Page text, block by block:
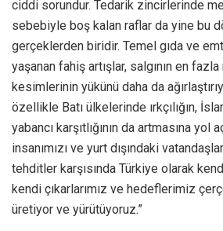
ciddi sorundur. Tedarik zincirlerinde
sebebiyle boş kalan raflar da yine bu
gerçeklerden biridir. Temel gıda ve
yaşanan fahiş artışlar, salgının en
kesimlerinin yükünü daha da
özellikle Batı ülkelerinde ırkçılığın,
yabancı karşıtlığının da artmasına yol
insanımızı ve yurt dışındaki
tehditler karşısında Türkiye olarak
kendi çıkarlarımız ve hedeflerimiz
üretiyor ve yürütüyoruz.”